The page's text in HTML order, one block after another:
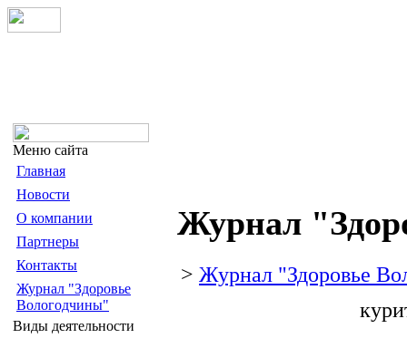
Меню сайта
Главная
Новости
О компании
Партнеры
Контакты
Журнал "Здоровье
Вологодчины"
Виды деятельности
Журнал
> Журнал "Здоровье